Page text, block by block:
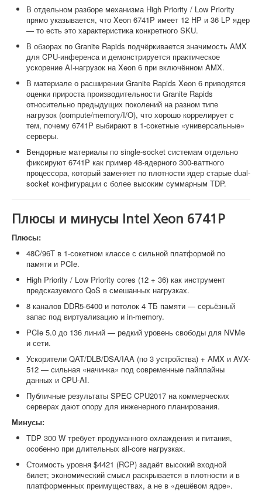
В отдельном разборе механизма High Priority / Low Priority
прямо указывается, что Xeon 6741P имеет 12 HP и 36 LP ядер
— то есть это характеристика конкретного SKU.
В обзорах по Granite Rapids подчёркивается значимость AMX
для CPU-инференса и демонстрируется практическое
ускорение AI-нагрузок на Xeon 6 при включённом AMX.
В материале о расширении Granite Rapids Xeon 6 приводятся
оценки прироста производительности Granite Rapids
относительно предыдущих поколений на разном типе
нагрузок (compute/memory/I/O), что хорошо коррелирует с
тем, почему 6741P выбирают в 1-сокетные «универсальные»
серверы.
Вендорные материалы по single-socket системам отдельно
фиксируют 6741P как пример 48-ядерного 300-ваттного
процессора, который заменяет по плотности ядер старые dual-
socket конфигурации с более высоким суммарным TDP.
Плюсы и минусы Intel Xeon 6741P
Плюсы:
48C/96T в 1-сокетном классе с сильной платформой по
памяти и PCIe.
High Priority / Low Priority cores (12 + 36) как инструмент
предсказуемого QoS в смешанных нагрузках.
8 каналов DDR5-6400 и потолок 4 ТБ памяти — серьёзный
запас под виртуализацию и in-memory.
PCIe 5.0 до 136 линий — редкий уровень свободы для NVMe
и сети.
Ускорители QAT/DLB/DSA/IAA (по 3 устройства) + AMX и AVX-
512 — сильная «начинка» под современные пайплайны
данных и CPU-AI.
Публичные результаты SPEC CPU2017 на коммерческих
серверах дают опору для инженерного планирования.
Минусы:
TDP 300 W требует продуманного охлаждения и питания,
особенно при длительных all-core нагрузках.
Стоимость уровня $4421 (RCP) задаёт высокий входной
билет; экономический смысл раскрывается в плотности и в
платформенных преимуществах, а не в «дешёвом ядре».